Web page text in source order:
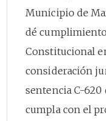
Municipio de
dé
Constitucional
consideración
sentencia C-620
cumpla con el